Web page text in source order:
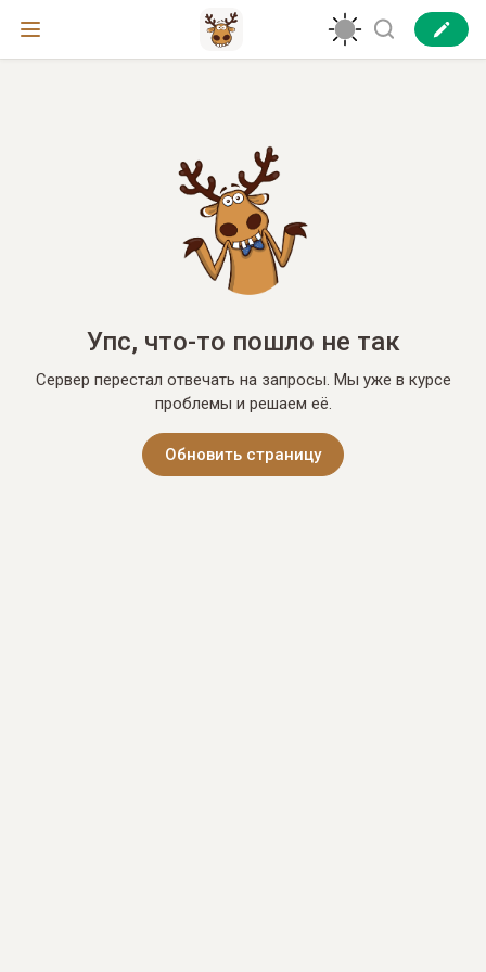
Упс, что-то пошло не так
Сервер перестал отвечать на запросы. Мы уже в курсе
проблемы и решаем её.
Обновить страницу